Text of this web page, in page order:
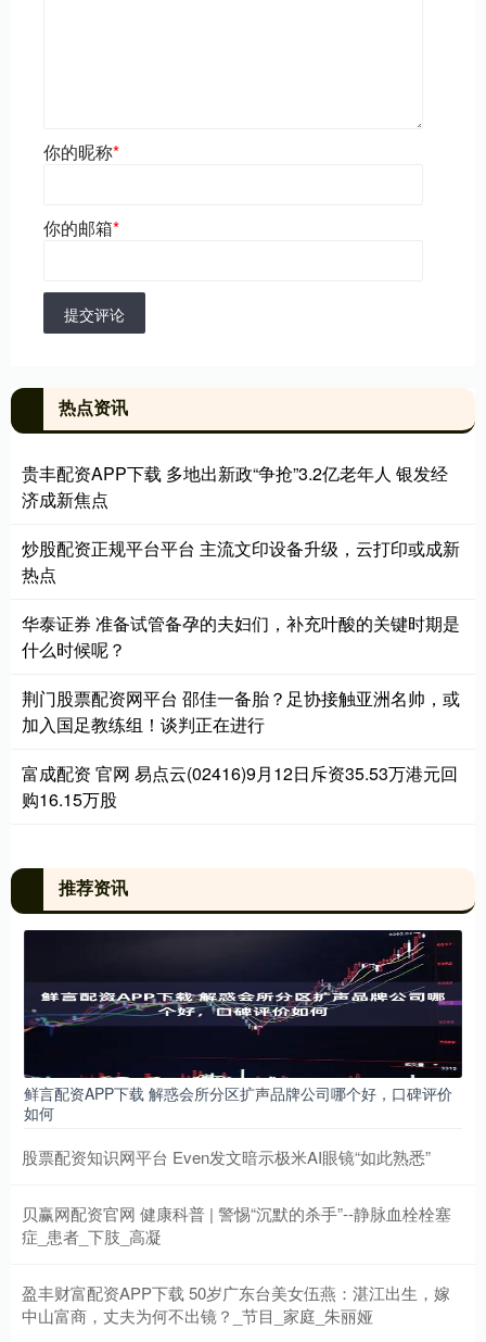
你的昵称*
你的邮箱*
提交评论
热点资讯
贵丰配资APP下载 多地出新政“争抢”3.2亿老年人 银发经
济成新焦点
炒股配资正规平台平台 主流文印设备升级，云打印或成新
热点
华泰证券 准备试管备孕的夫妇们，补充叶酸的关键时期是
什么时候呢？
荆门股票配资网平台 邵佳一备胎？足协接触亚洲名帅，或
加入国足教练组！谈判正在进行
富成配资 官网 易点云(02416)9月12日斥资35.53万港元回
购16.15万股
推荐资讯
鲜言配资APP下载 解惑会所分区扩声品牌公司哪个好，口碑评价
如何
股票配资知识网平台 Even发文暗示极米AI眼镜“如此熟悉”
贝赢网配资官网 健康科普 | 警惕“沉默的杀手”--静脉血栓栓塞
症_患者_下肢_高凝
盈丰财富配资APP下载 50岁广东台美女伍燕：湛江出生，嫁
中山富商，丈夫为何不出镜？_节目_家庭_朱丽娅